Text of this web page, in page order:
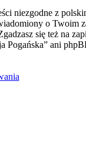
niezgodne z
o Twoim
się też na
ani